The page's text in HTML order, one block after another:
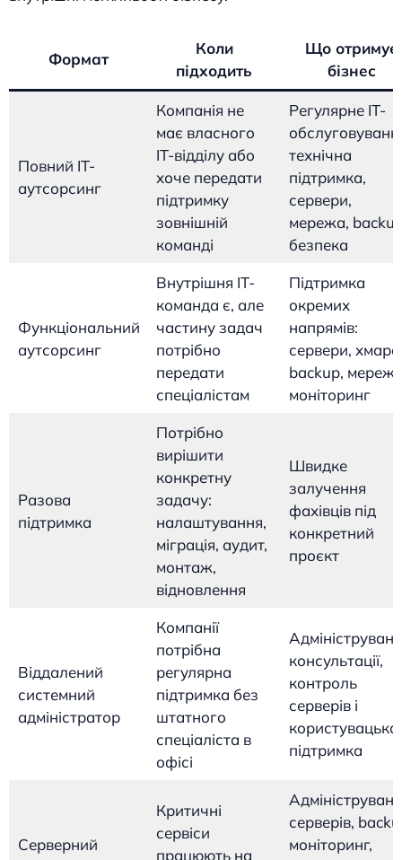
Формат
Коли
підходить
Що отримує
бізнес
Повний IT-
аутсорсинг
Компанія не
має власного
IT-відділу або
хоче передати
підтримку
зовнішній
команді
Регулярне IT-
технічна
підтримка,
сервери,
мережа,
безпека
Функціональний
аутсорсинг
Внутрішня IT-
команда є, але
частину задач
потрібно
передати
спеціалістам
Підтримка
окремих
напрямів:
сервери,
backup,
моніторинг
Разова
підтримка
Потрібно
вирішити
конкретну
задачу:
налаштування,
міграція, аудит,
монтаж,
відновлення
Швидке
залучення
фахівців під
конкретний
проєкт
Віддалений
системний
адміністратор
Компанії
потрібна
регулярна
підтримка без
штатного
спеціаліста в
офісі
консультації,
контроль
серверів і
користувацька
підтримка
Серверний
Критичні
сервіси
працюють на
серверів,
моніторинг,